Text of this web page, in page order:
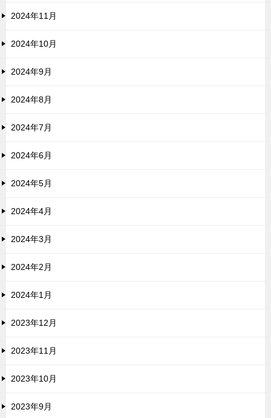
2024年11月
2024年10月
2024年9月
2024年8月
2024年7月
2024年6月
2024年5月
2024年4月
2024年3月
2024年2月
2024年1月
2023年12月
2023年11月
2023年10月
2023年9月